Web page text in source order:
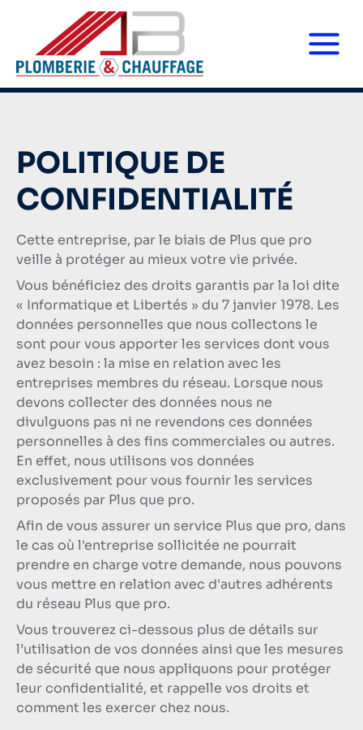
POLITIQUE DE
CONFIDENTIALITÉ
Cette entreprise, par le biais de Plus que pro
veille à protéger au mieux votre vie privée.
Vous bénéficiez des droits garantis par la loi dite
« Informatique et Libertés » du 7 janvier 1978. Les
données personnelles que nous collectons le
sont pour vous apporter les services dont vous
avez besoin : la mise en relation avec les
entreprises membres du réseau. Lorsque nous
devons collecter des données nous ne
divulguons pas ni ne revendons ces données
personnelles à des fins commerciales ou autres.
En effet, nous utilisons vos données
exclusivement pour vous fournir les services
proposés par Plus que pro.
Afin de vous assurer un service Plus que pro, dans
le cas où l'entreprise sollicitée ne pourrait
prendre en charge votre demande, nous pouvons
vous mettre en relation avec d'autres adhérents
du réseau Plus que pro.
Vous trouverez ci-dessous plus de détails sur
l’utilisation de vos données ainsi que les mesures
de sécurité que nous appliquons pour protéger
leur confidentialité, et rappelle vos droits et
comment les exercer chez nous.